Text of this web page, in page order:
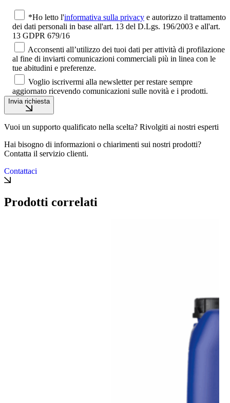
*Ho letto l'informativa sulla privacy e autorizzo il trattamento
dei dati personali in base all'art. 13 del D.Lgs. 196/2003 e all'art.
13 GDPR 679/16
Acconsenti all’utilizzo dei tuoi dati per attività di profilazione
al fine di inviarti comunicazioni commerciali più in linea con le
tue abitudini e preferenze.
Voglio iscrivermi alla newsletter per restare sempre
aggiornato ricevendo comunicazioni sulle novità e i prodotti.
Invia richiesta
Vuoi un supporto qualificato nella scelta? Rivolgiti ai nostri esperti
Hai bisogno di informazioni o chiarimenti sui nostri prodotti?
Contatta il servizio clienti.
Contattaci
Prodotti correlati